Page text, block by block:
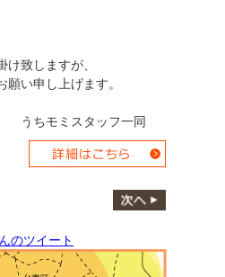
け致しますが、
願い申し上げます。
タッフ一同
のツイート